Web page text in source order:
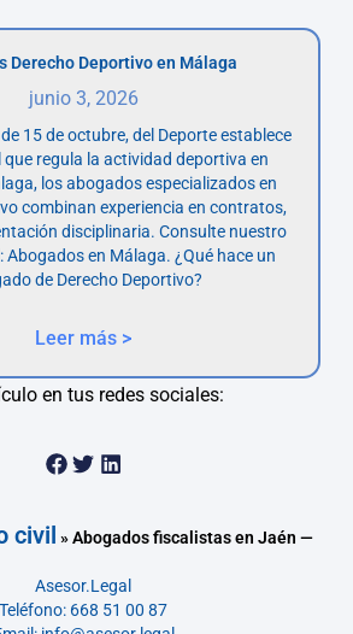
Derecho Deportivo en Málaga
junio 3, 2026
15 de octubre, del Deporte establece
que regula la actividad deportiva en
los abogados especializados en
combinan experiencia en contratos,
disciplinaria. Consulte nuestro
Abogados en Málaga. ¿Qué hace un
de Derecho Deportivo?
Leer más >
en tus redes sociales:
civil »Abogados fiscalistas en Jaén —
Asesor.Legal
Teléfono: 668 51 00 87